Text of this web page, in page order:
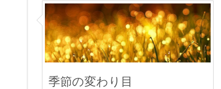
季節の変わり目